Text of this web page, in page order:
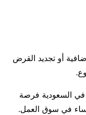
أو تجديد القرض
في السعودية فرصة
في سوق العمل.